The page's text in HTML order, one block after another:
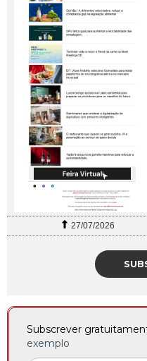
27/07/2026
Subscrever
exemplo